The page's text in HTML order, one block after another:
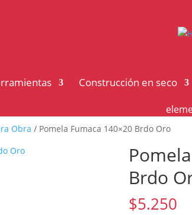
Construcción en seco
Obra / Pomela Fumaca 140×20 Brdo Oro
Brdo
$5.250